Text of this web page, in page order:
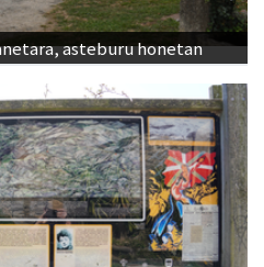
asteburu honetan